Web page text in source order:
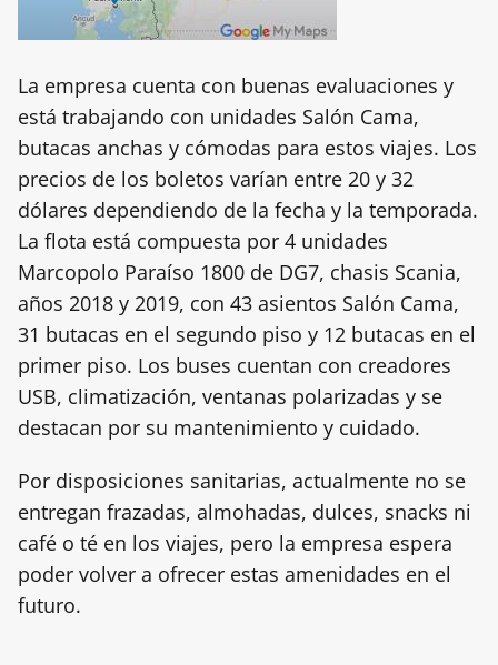
La empresa cuenta con buenas evaluaciones y
está trabajando con unidades Salón Cama,
butacas anchas y cómodas para estos viajes. Los
precios de los boletos varían entre 20 y 32
dólares dependiendo de la fecha y la temporada.
La flota está compuesta por 4 unidades
Marcopolo Paraíso 1800 de DG7, chasis Scania,
años 2018 y 2019, con 43 asientos Salón Cama,
31 butacas en el segundo piso y 12 butacas en el
primer piso. Los buses cuentan con creadores
USB, climatización, ventanas polarizadas y se
destacan por su mantenimiento y cuidado.
Por disposiciones sanitarias, actualmente no se
entregan frazadas, almohadas, dulces, snacks ni
café o té en los viajes, pero la empresa espera
poder volver a ofrecer estas amenidades en el
futuro.